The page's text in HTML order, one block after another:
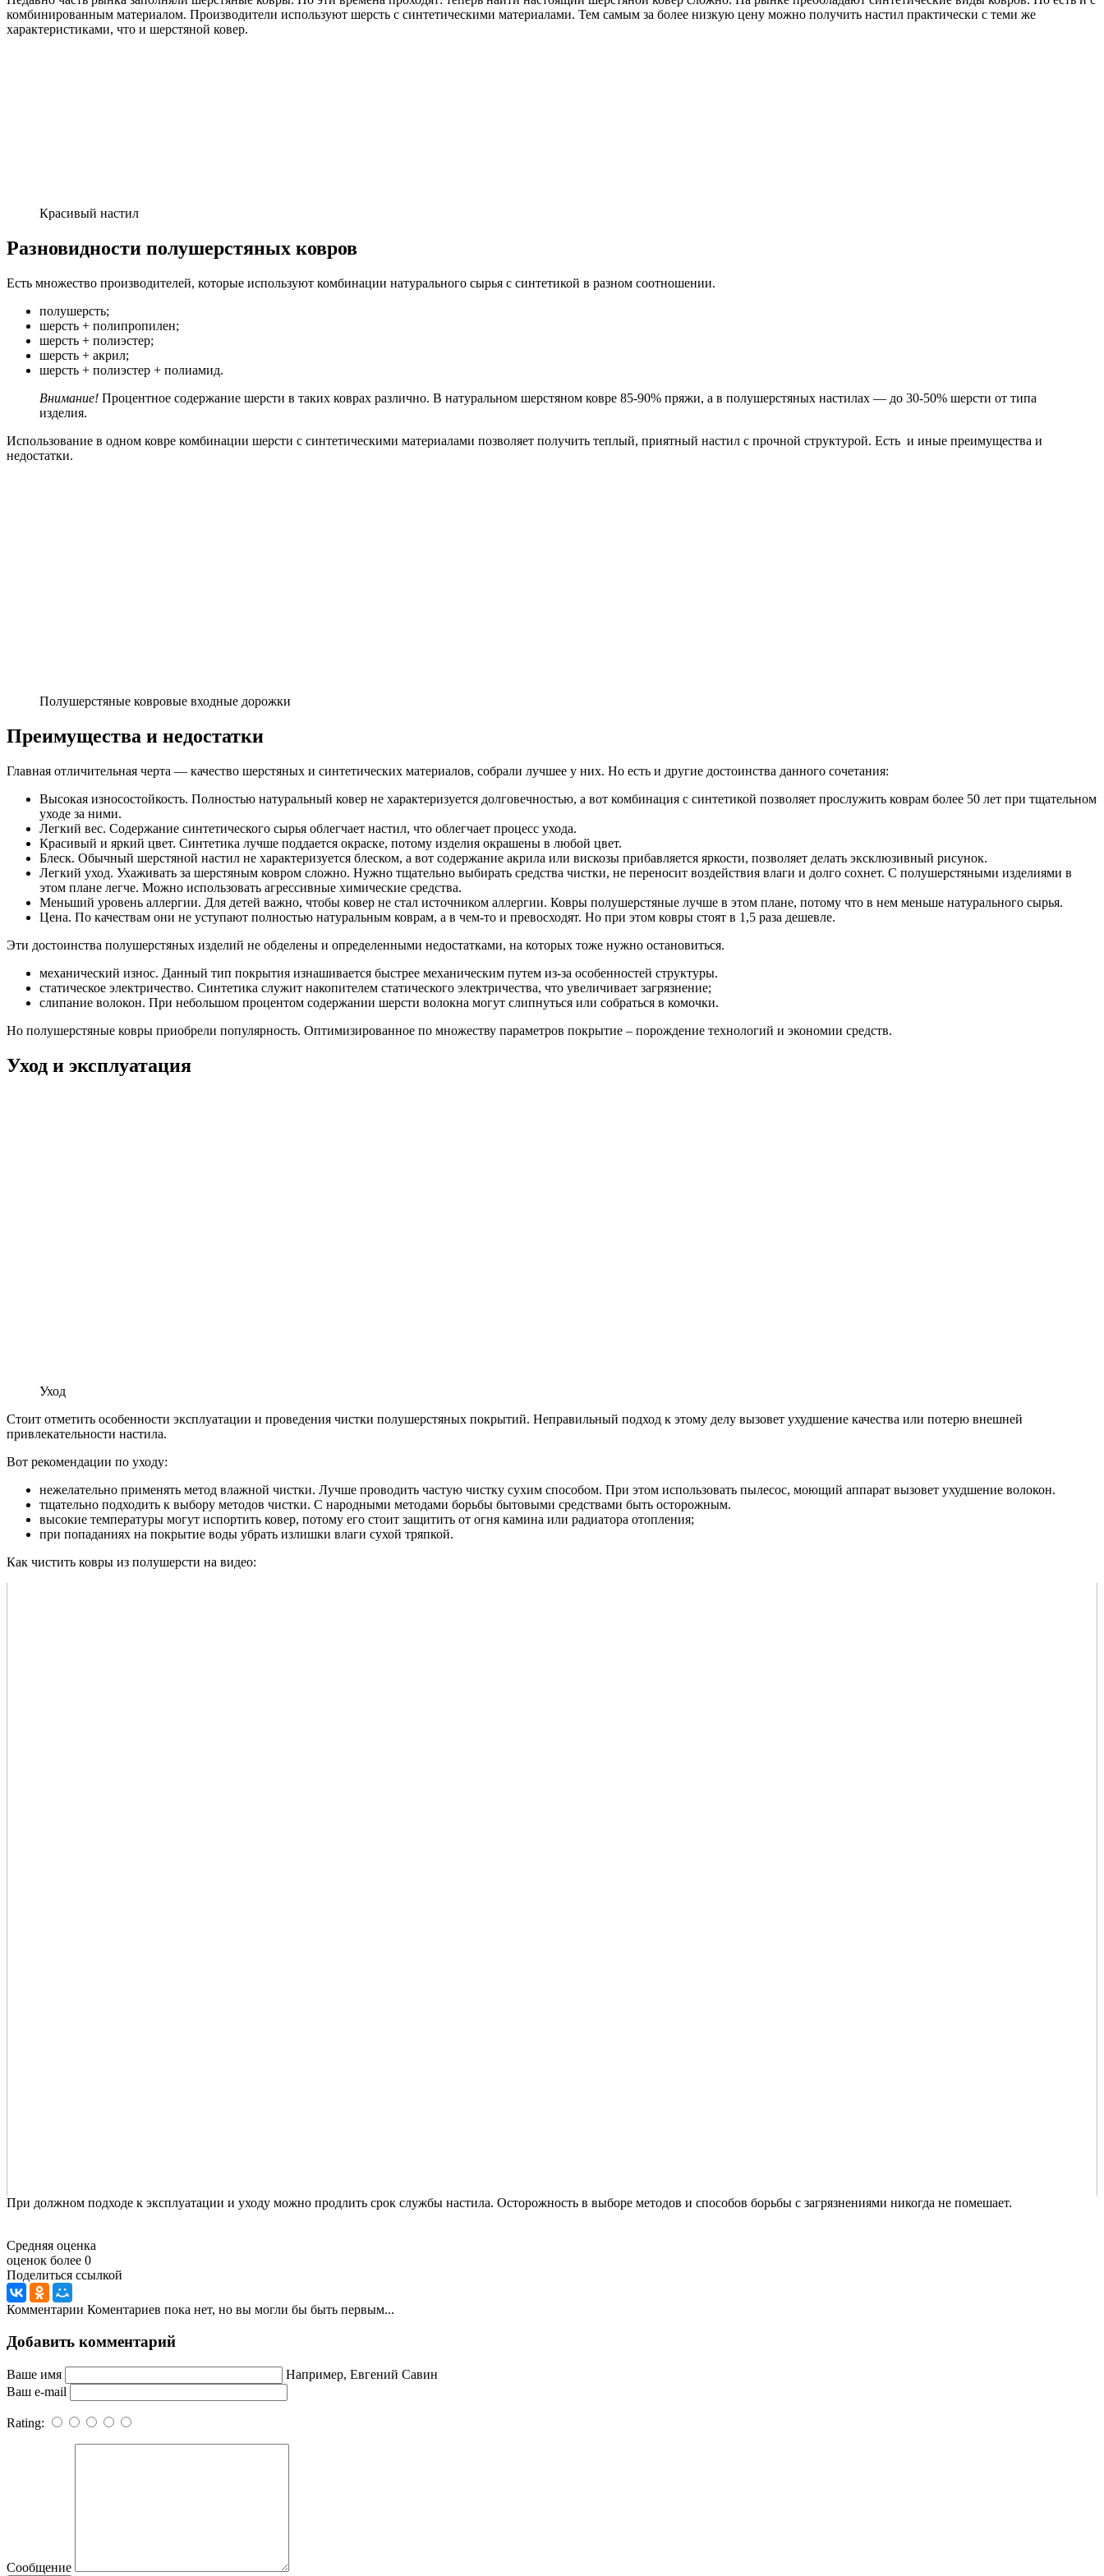
комбинированным материалом. Производители используют шерсть с синтетическими материалами. Тем самым за более низкую цену можно получить настил практически с теми же
характеристиками, что и шерстяной ковер.
Красивый настил
Разновидности полушерстяных ковров
Есть множество производителей, которые используют комбинации натурального сырья с синтетикой в разном соотношении.
полушерсть;
шерсть + полипропилен;
шерсть + полиэстер;
шерсть + акрил;
шерсть + полиэстер + полиамид.
Внимание! Процентное содержание шерсти в таких коврах различно. В натуральном шерстяном ковре 85-90% пряжи, а в полушерстяных настилах — до 30-50% шерсти от типа
изделия.
Использование в одном ковре комбинации шерсти с синтетическими материалами позволяет получить теплый, приятный настил с прочной структурой. Есть и иные преимущества и
недостатки.
Полушерстяные ковровые входные дорожки
Преимущества и недостатки
Главная отличительная черта — качество шерстяных и синтетических материалов, собрали лучшее у них. Но есть и другие достоинства данного сочетания:
Высокая износостойкость. Полностью натуральный ковер не характеризуется долговечностью, а вот комбинация с синтетикой позволяет прослужить коврам более 50 лет при тщательном
уходе за ними.
Легкий вес. Содержание синтетического сырья облегчает настил, что облегчает процесс ухода.
Красивый и яркий цвет. Синтетика лучше поддается окраске, потому изделия окрашены в любой цвет.
Блеск. Обычный шерстяной настил не характеризуется блеском, а вот содержание акрила или вискозы прибавляется яркости, позволяет делать эксклюзивный рисунок.
Легкий уход. Ухаживать за шерстяным ковром сложно. Нужно тщательно выбирать средства чистки, не переносит воздействия влаги и долго сохнет. С полушерстяными изделиями в
этом плане легче. Можно использовать агрессивные химические средства.
Меньший уровень аллергии. Для детей важно, чтобы ковер не стал источником аллергии. Ковры полушерстяные лучше в этом плане, потому что в нем меньше натурального сырья.
Цена. По качествам они не уступают полностью натуральным коврам, а в чем-то и превосходят. Но при этом ковры стоят в 1,5 раза дешевле.
Эти достоинства полушерстяных изделий не обделены и определенными недостатками, на которых тоже нужно остановиться.
механический износ. Данный тип покрытия изнашивается быстрее механическим путем из-за особенностей структуры.
статическое электричество. Синтетика служит накопителем статического электричества, что увеличивает загрязнение;
слипание волокон. При небольшом процентом содержании шерсти волокна могут слипнуться или собраться в комочки.
Но полушерстяные ковры приобрели популярность. Оптимизированное по множеству параметров покрытие – порождение технологий и экономии средств.
Уход и эксплуатация
Уход
Стоит отметить особенности эксплуатации и проведения чистки полушерстяных покрытий. Неправильный подход к этому делу вызовет ухудшение качества или потерю внешней
привлекательности настила.
Вот рекомендации по уходу:
нежелательно применять метод влажной чистки. Лучше проводить частую чистку сухим способом. При этом использовать пылесос, моющий аппарат вызовет ухудшение волокон.
тщательно подходить к выбору методов чистки. С народными методами борьбы бытовыми средствами быть осторожным.
высокие температуры могут испортить ковер, потому его стоит защитить от огня камина или радиатора отопления;
при попаданиях на покрытие воды убрать излишки влаги сухой тряпкой.
Как чистить ковры из полушерсти на видео:
При должном подходе к эксплуатации и уходу можно продлить срок службы настила. Осторожность в выборе методов и способов борьбы с загрязнениями никогда не помешает.
Средняя оценка
оценок более 0
Поделиться ссылкой
Комментарии Коментариев пока нет, но вы могли бы быть первым...
Добавить комментарий
Ваше имя
Например, Евгений Савин
Ваш e-mail
Rating:
Сообщение